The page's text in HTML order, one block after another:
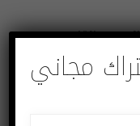
البوست القادم
شروحات.. كيف
مساعد
مجاني